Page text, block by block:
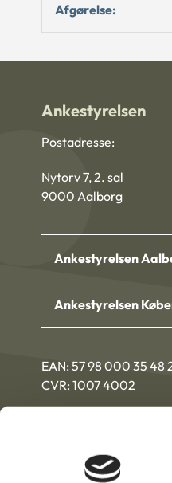
Afgørelse:
Ankestyrelsen
Postadresse:
Nytorv 7, 2. sal
9000 Aalborg
Ankestyrelsen
Ankestyrelsen
EAN: 57 98 000 35 48
CVR: 1007 4002